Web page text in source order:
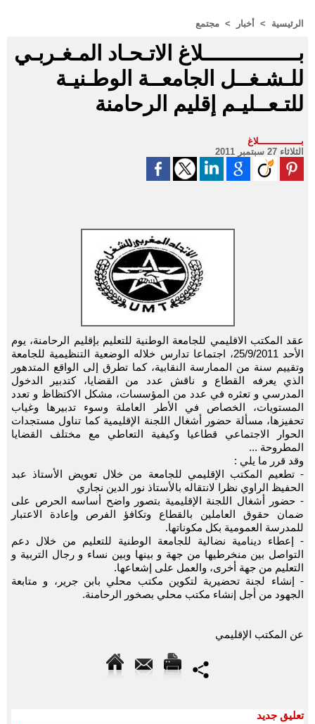
الرئيسية > أخبار > مجتمع
بـــــــــــــــلاغ الاتـحـاد المـغـربـي
للـشـغــل الجامعــة الوطـنيـة
للتـعــليـم إقليم الرحامنة
بـــــــــــــــلاغ
الثلاثاء 27 سبتمبر 2011
عقد المكتب الاقليمي للجامعة الوطنية للتعليم بإقليم الرحامنة، يوم
الأحد 25/9/2011، اجتماعا تدارس خلاله الوضعية التنظيمية للجامعة
وتقييم سنة من الممارسة النقابية، كما تطرق إلى الواقع المتدهور
الذي يعرفه القطاع و ناقش عدد من القضايا، كتدبير الدخول
المدرسي و تعثره في عدد من المؤسسات، مشكل الاكتظاظ و تعدد
المستويات، الخصاص في الأطر العاملة وسوء تدبيرها وغياب
تحفيزها، مسألة حضور أشغال اللجنة الإقليمية كما تناول مستجدات
الحوار الاجتماعي قطاعيا وكيفية التعاطي مع مختلف القضايا
المطروحة ...
وقد قرر ما يلي :
- تطعيم المكتب الإقليمي للجامعة من خلال تعويض الأستاذ عبد
الحفيظ الراوي نظرا لانتقاله بالأستاذ نور الدين نجاري
- حضور أشغال اللجنة الإقليمية بتصور واضح أساسه الحرص على
ضمان حقوق العاملين بالقطاع وتكافؤ الفرص وإعادة الاعتبار
للمدرسة العمومية بكل مكوناتها.
- إعطاء دينامية نضالية للجامعة الوطنية للتعليم من خلال دعم
التواصل بين منخرطيها من جهة و بينها وبين نساء و رجال التربية و
التعليم من جهة أخرى، والعمل على إشعاعها.
- إنشاء لجنة تحضيرية لتكوين مكتب محلي بابن جرير، و متابعة
الجهود من أجل إنشاء مكتب محلي بصخور الرحامنة.
عن المكتب الإقليمي
تعليق جديد